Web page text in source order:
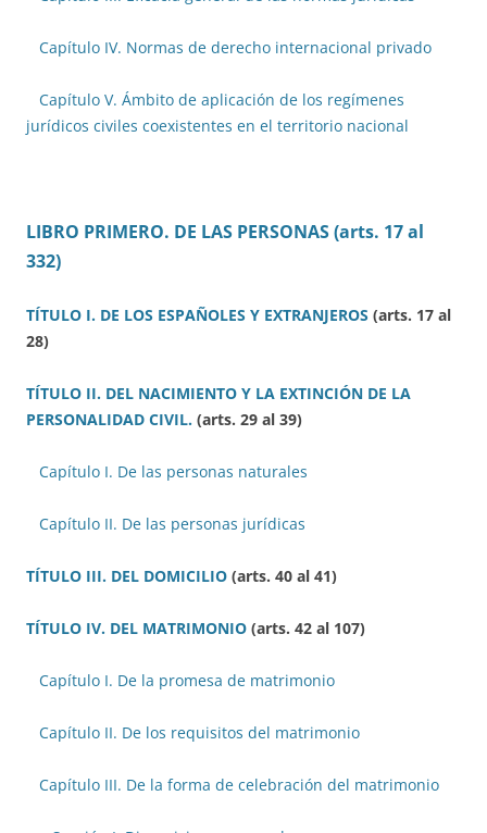
Capítulo IV. Normas de derecho internacional privado
Capítulo V. Ámbito de aplicación de los regímenes
jurídicos civiles coexistentes en el territorio nacional
LIBRO PRIMERO. DE LAS PERSONAS(arts. 17 al
332)
TÍTULO I. DE LOS ESPAÑOLES Y EXTRANJEROS (arts. 17 al
28)
TÍTULO II. DEL NACIMIENTO Y LA EXTINCIÓN DE LA
PERSONALIDAD CIVIL. (arts. 29 al 39)
Capítulo I. De las personas naturales
Capítulo II. De las personas jurídicas
TÍTULO III. DEL DOMICILIO (arts. 40 al 41)
TÍTULO IV. DEL MATRIMONIO (arts. 42 al 107)
Capítulo I. De la promesa de matrimonio
Capítulo II. De los requisitos del matrimonio
Capítulo III. De la forma de celebración del matrimonio